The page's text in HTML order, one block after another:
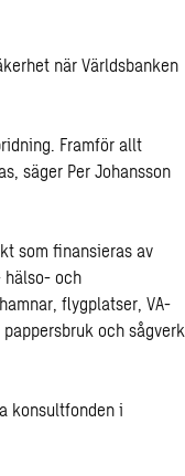
när Världsbanken
Framför allt
säger Per Johansson
som finansieras av
hälso- och
flygplatser, VA-
och sågverk
konsultfonden i